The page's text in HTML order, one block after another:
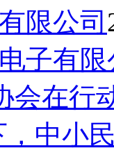
限公司
子有限
会在行
中小